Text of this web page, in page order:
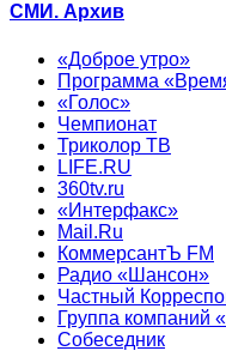
СМИ. Архив
«Доброе утро»
Программа
«Голос»
Чемпионат
Триколор ТВ
LIFE.RU
360tv.ru
«Интерфакс»
Mail.Ru
КоммерсантЪ FM
Радио «Шансон»
Частный
Группа компаний
Собеседник